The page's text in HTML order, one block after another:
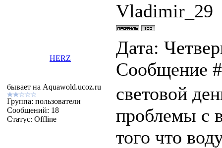
Vladimir_29
HERZ
Дата:
Сообщение
бывает на Aquawold.ucoz.ru
Группа: пользователи
Сообщений: 18
Статус: Offline
световой
проблемы с
того что